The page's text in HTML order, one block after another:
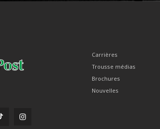
Carrières
Trousse médias
Brochures
Nouvelles